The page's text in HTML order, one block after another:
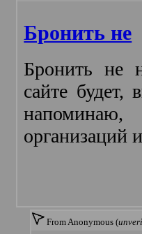
Бронить не
Бронить не
сайте будет,
организаций
From Anonymous (